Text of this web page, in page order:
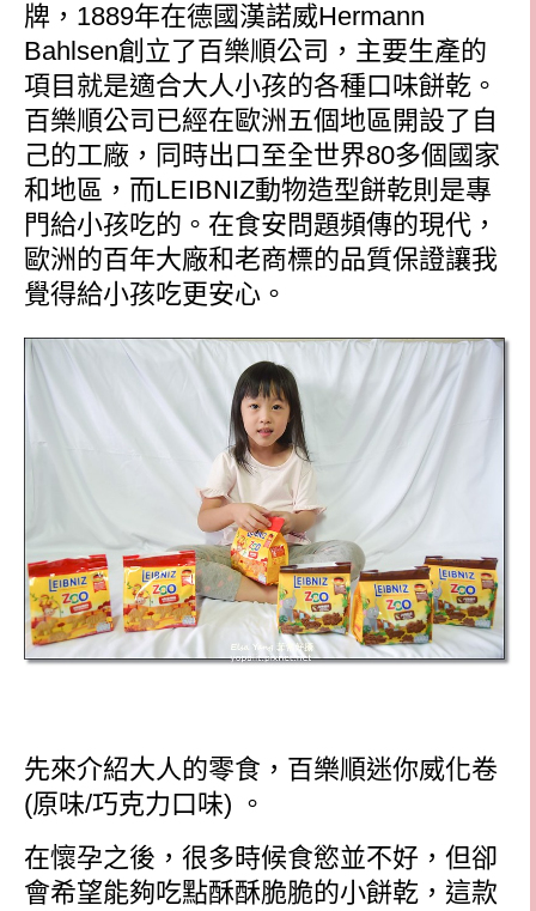
牌， 1889年在德國漢諾威Hermann
Bahlsen創立了百樂順公司，主要生產的
項目就是適合大人小孩的各種口味餅乾。
百樂順公司已經在歐洲五個地區開設了自
己的工廠，同時出口至全世界80多個國家
和地區，而LEIBNIZ動物造型餅乾則是專
門給小孩吃的。在食安問題頻傳的現代，
歐洲的百年大廠和老商標的品質保證讓我
覺得給小孩吃更安心。
先來介紹大人的零食，百樂順迷你威化卷
(原味/巧克力口味) 。
在懷孕之後，很多時候食慾並不好，但卻
會希望能夠吃點酥酥脆脆的小餅乾，這款